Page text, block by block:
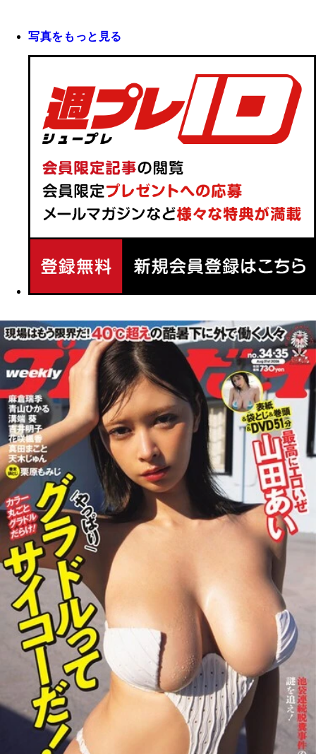
写真をもっと見る